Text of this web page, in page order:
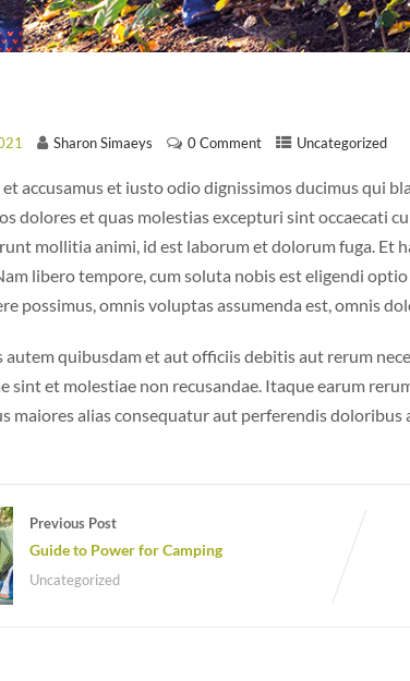
Sharon Simaeys 0 Comment Uncategorized
et accusamus et iusto odio dignissimos ducimus qui
dolores et quas molestias excepturi sint occaecati
mollitia animi, id est laborum et dolorum fuga. Et
libero tempore, cum soluta nobis est eligendi
possimus, omnis voluptas assumenda est, omnis
autem quibusdam et aut officiis debitis aut rerum
sint et molestiae non recusandae. Itaque earum
maiores alias consequatur aut perferendis doloribus
Previous Post
Guide to Power for Camping
Uncategorized